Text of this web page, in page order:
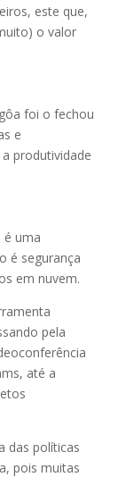
este que,
o valor
foi o fechou
e
produtividade
é uma
é segurança
em nuvem.
pela
até a
das políticas
pois muitas